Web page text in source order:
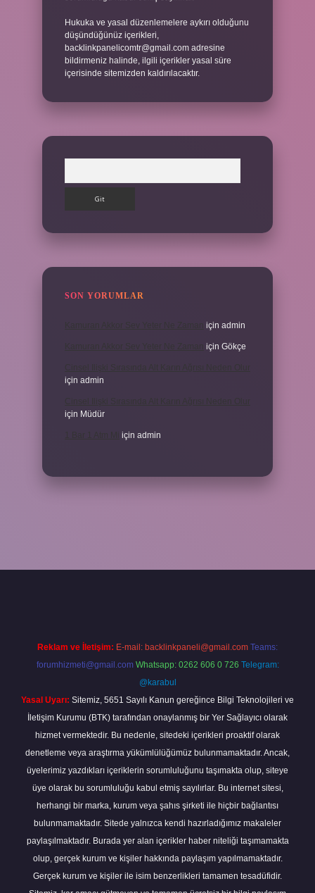
Hukuka ve yasal düzenlemelere aykırı olduğunu
düşündüğünüz içerikleri,
backlinkpanelicomtr@gmail.com adresine
bildirmeniz halinde, ilgili içerikler yasal süre
içerisinde sitemizden kaldırılacaktır.
SON YORUMLAR
için admin
için Gökçe
için admin
için Müdür
için admin
Reklam ve İletişim: E-mail: backlinkpaneli@gmail.com Teams:
forumhizmeti@gmail.com Whatsapp: 0262 606 0 726 Telegram:
@karabul
Yasal Uyarı: Sitemiz, 5651 Sayılı Kanun gereğince Bilgi Teknolojileri ve
İletişim Kurumu (BTK) tarafından onaylanmış bir Yer Sağlayıcı olarak
hizmet vermektedir. Bu nedenle, sitedeki içerikleri proaktif olarak
denetleme veya araştırma yükümlülüğümüz bulunmamaktadır. Ancak,
üyelerimiz yazdıkları içeriklerin sorumluluğunu taşımakta olup, siteye
üye olarak bu sorumluluğu kabul etmiş sayılırlar. Bu internet sitesi,
herhangi bir marka, kurum veya şahıs şirketi ile hiçbir bağlantısı
bulunmamaktadır. Sitede yalnızca kendi hazırladığımız makaleler
paylaşılmaktadır. Burada yer alan içerikler haber niteliği taşımamakta
olup, gerçek kurum ve kişiler hakkında paylaşım yapılmamaktadır.
Gerçek kurum ve kişiler ile isim benzerlikleri tamamen tesadüfidir.